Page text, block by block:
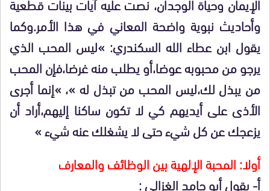
وأحاديث نبوية واضحة المعاني في هذا الأمر.وكما
يقول ابن عطاء الله السكندري: »ليس المحب الذي
يرجو من محبوبه عوضا،أو يطلب منه غرضا،فإن المحب
من يبذل لك،ليس المحب من تبذل له »، »إنما أجرى
الأذى على أيديهم كي لا تكون ساكنا إليهم،أراد أن
يزعجك عن كل شيء حتى لا يشغلك عنه شيء »
أولا: المحبة الإلهية بين الوظائف والمعارف
أ- يقول أبو حامد الغزالي :